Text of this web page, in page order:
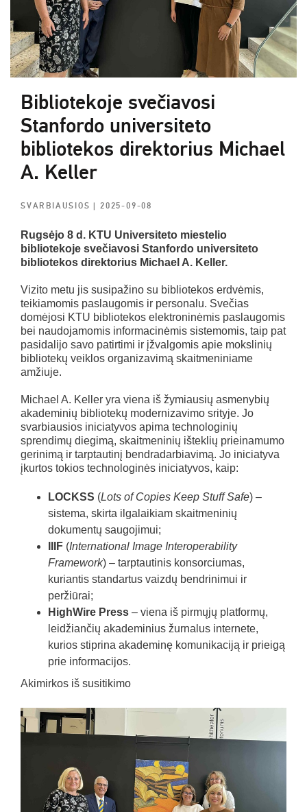
Bibliotekoje svečiavosi
Stanfordo universiteto
bibliotekos direktorius Michael
A. Keller
SVARBIAUSIOS| 2025-09-08
Rugsėjo 8 d. KTU Universiteto miestelio
bibliotekoje svečiavosi Stanfordo universiteto
bibliotekos direktorius Michael A. Keller.
Vizito metu jis susipažino su bibliotekos erdvėmis,
teikiamomis paslaugomis ir personalu. Svečias
domėjosi KTU bibliotekos elektroninėmis paslaugomis
bei naudojamomis informacinėmis sistemomis, taip pat
pasidalijo savo patirtimi ir įžvalgomis apie mokslinių
bibliotekų veiklos organizavimą skaitmeniniame
amžiuje.
Michael A. Keller yra viena iš žymiausių asmenybių
akademinių bibliotekų modernizavimo srityje. Jo
svarbiausios iniciatyvos apima technologinių
sprendimų diegimą, skaitmeninių išteklių prieinamumo
gerinimą ir tarptautinį bendradarbiavimą. Jo iniciatyva
įkurtos tokios technologinės iniciatyvos, kaip:
LOCKSS (Lots of Copies Keep Stuff Safe) –
sistema, skirta ilgalaikiam skaitmeninių
dokumentų saugojimui;
IIIF (International Image Interoperability
Framework) – tarptautinis konsorciumas,
kuriantis standartus vaizdų bendrinimui ir
peržiūrai;
HighWire Press – viena iš pirmųjų platformų,
leidžiančių akademinius žurnalus internete,
kurios stiprina akademinę komunikaciją ir prieigą
prie informacijos.
Akimirkos iš susitikimo